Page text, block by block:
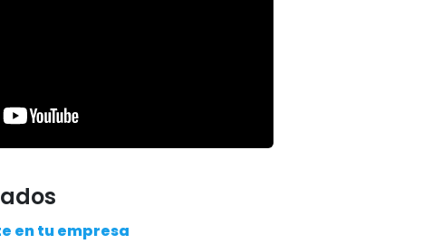
en tu empresa